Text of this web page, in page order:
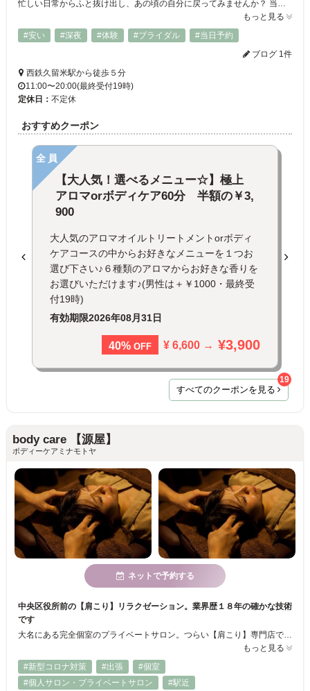
もっと見る
#安い
#深夜 #体験 #ブライダル
#当日予約
ブログ 1件
西鉄久留米駅から徒歩５分
11:00〜20:00(最終受付19時)
定休日： 不定休
おすすめクーポン
全員
【大人気！選べるメニュー☆】極上
アロマorボディケア60分 半額の￥3,
900
大人気のアロマオイルトリートメントorボディ
ケアコースの中からお好きなメニューを１つお
選び下さい♪６種類のアロマからお好きな香りを
お選びいただけます♪(男性は＋￥1000・最終受
付19時)
有効期限2026年08月31日
40% OFF ¥ 6,600 → ¥3,900
すべてのクーポンを見る
19
body care 【源屋】
ボディーケアミナモトヤ
ネットで予約する
中央区役所前の【肩こり】リラクゼーション。業界歴１８年の確かな技術
です
もっと見る
#新型コロナ対策
#出張
#個室
#個人サロン・プライベートサロン
#駅近